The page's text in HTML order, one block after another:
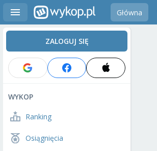
Główna
ZALOGUJ SIĘ
WYKOP
Ranking
Osiągnięcia